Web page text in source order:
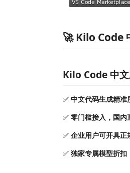
🚀 Kilo Code
Kilo Code 中
✅ 中文代码生成精准
✅ 零门槛接入，国内
✅ 企业用户可开具正
✅ 独家专属模型折扣